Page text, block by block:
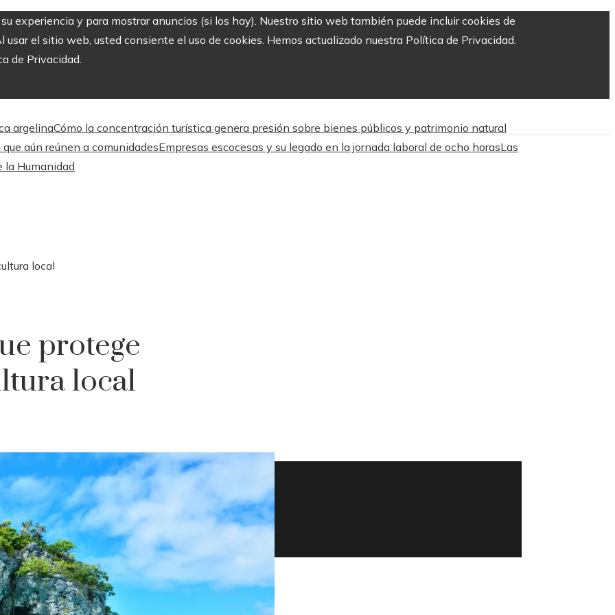
experiencia y para mostrar anuncios (si los hay). Nuestro sitio web también puede incluir cookies de
el sitio web, usted consiente el uso de cookies. Hemos actualizado nuestra Política de Privacidad.
de Privacidad.
argelinaCómo la concentración turística genera presión sobre bienes públicos y patrimonio natural
aún reúnen a comunidadesEmpresas escocesas y su legado en la jornada laboral de ocho horasLas
la Humanidad
local
protege
local